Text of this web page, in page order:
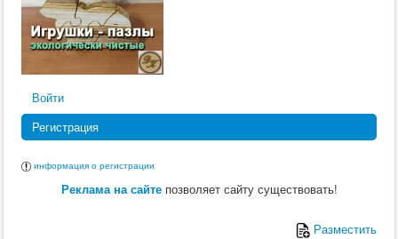
Войти
Регистрация
информация о регистрации
Реклама на сайтепозволяет сайту существовать!
Разместить